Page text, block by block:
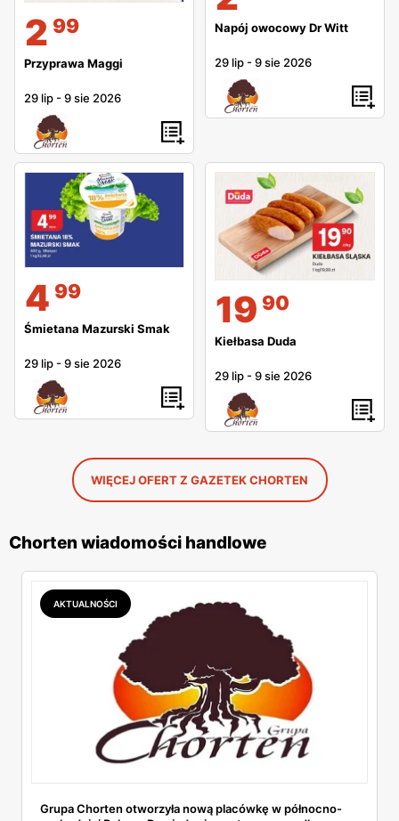
2 99
Przyprawa Maggi
29 lip -9 sie 2026
Napój owocowy Dr Witt
29 lip -9 sie 2026
4 99
Śmietana Mazurski Smak
29 lip -9 sie 2026
19 90
Kiełbasa Duda
29 lip -9 sie 2026
WIĘCEJ OFERT Z GAZETEK CHORTEN
Chorten wiadomości handlowe
AKTUALNOŚCI
Grupa Chorten otworzyła nową placówkę w północno-